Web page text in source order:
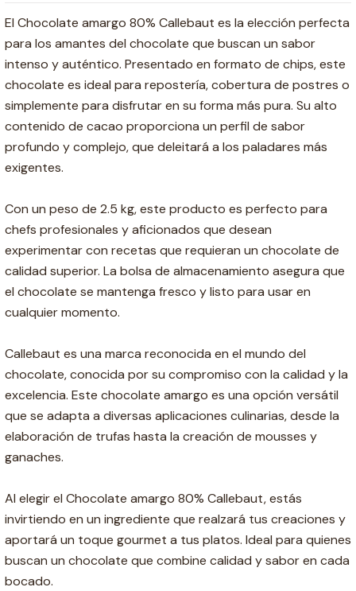
El Chocolate amargo 80% Callebaut es la elección perfecta
para los amantes del chocolate que buscan un sabor
intenso y auténtico. Presentado en formato de chips, este
chocolate es ideal para repostería, cobertura de postres o
simplemente para disfrutar en su forma más pura. Su alto
contenido de cacao proporciona un perfil de sabor
profundo y complejo, que deleitará a los paladares más
exigentes.
Con un peso de 2.5 kg, este producto es perfecto para
chefs profesionales y aficionados que desean
experimentar con recetas que requieran un chocolate de
calidad superior. La bolsa de almacenamiento asegura que
el chocolate se mantenga fresco y listo para usar en
cualquier momento.
Callebaut es una marca reconocida en el mundo del
chocolate, conocida por su compromiso con la calidad y la
excelencia. Este chocolate amargo es una opción versátil
que se adapta a diversas aplicaciones culinarias, desde la
elaboración de trufas hasta la creación de mousses y
ganaches.
Al elegir el Chocolate amargo 80% Callebaut, estás
invirtiendo en un ingrediente que realzará tus creaciones y
aportará un toque gourmet a tus platos. Ideal para quienes
buscan un chocolate que combine calidad y sabor en cada
bocado.